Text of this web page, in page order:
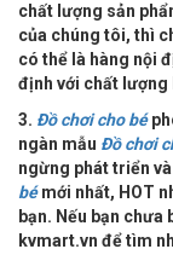
chất lượng sản
của chúng tôi, thì
có thể là hàng nội
định với chất lượng
3. Đồ chơi cho bé
ngàn mẫu Đồ chơi
ngừng phát triển
bémới nhất, HOT
bạn. Nếu bạn
kvmart.vn để tìm